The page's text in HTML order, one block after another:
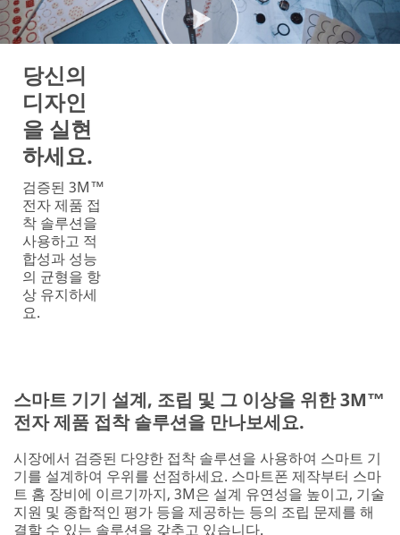
당신의
디자인
을 실현
하세요.
검증된 3M™
전자 제품 접
착 솔루션을
사용하고 적
합성과 성능
의 균형을 항
상 유지하세
요.
스마트 기기 설계, 조립 및 그 이상을 위한 3M™
전자 제품 접착 솔루션을 만나보세요.
시장에서 검증된 다양한 접착 솔루션을 사용하여 스마트 기
기를 설계하여 우위를 선점하세요. 스마트폰 제작부터 스마
트 홈 장비에 이르기까지, 3M은 설계 유연성을 높이고, 기술
지원 및 종합적인 평가 등을 제공하는 등의 조립 문제를 해
결할 수 있는 솔루션을 갖추고 있습니다.